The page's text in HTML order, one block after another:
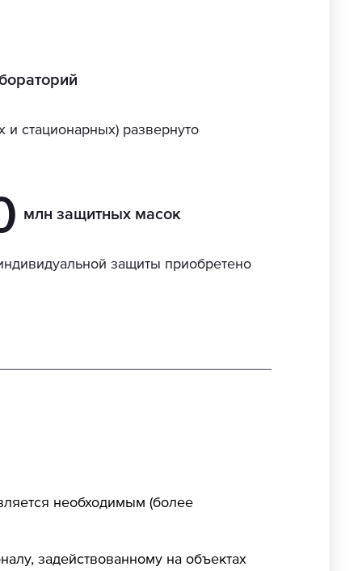
и стационарных) развернуто
млн защитных масок
защиты приобретено
необходимым (более
задействованному на объектах